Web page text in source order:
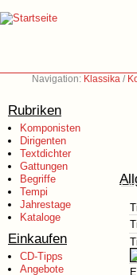
Navigation: Klassika /
Rubriken
Komponisten
Dirigenten
Textdichter
Gattungen
Begriffe
Tempi
Jahrestage
Kataloge
Einkaufen
CD-Tipps
Angebote